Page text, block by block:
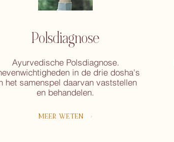
Polsdiagnose
Ayurvedische Polsdiagnose.
in de drie dosha's
het samenspel daarvan vaststellen
en behandelen.
MEER WETEN